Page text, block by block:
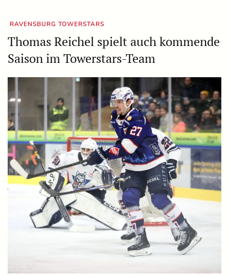
RAVENSBURG TOWERSTARS
Thomas Reichel spielt auch kommende
Saison im Towerstars-Team